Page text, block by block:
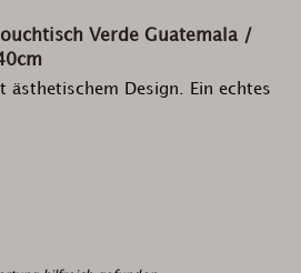
Verde Guatemala /
ästhetischem Design. Ein echtes